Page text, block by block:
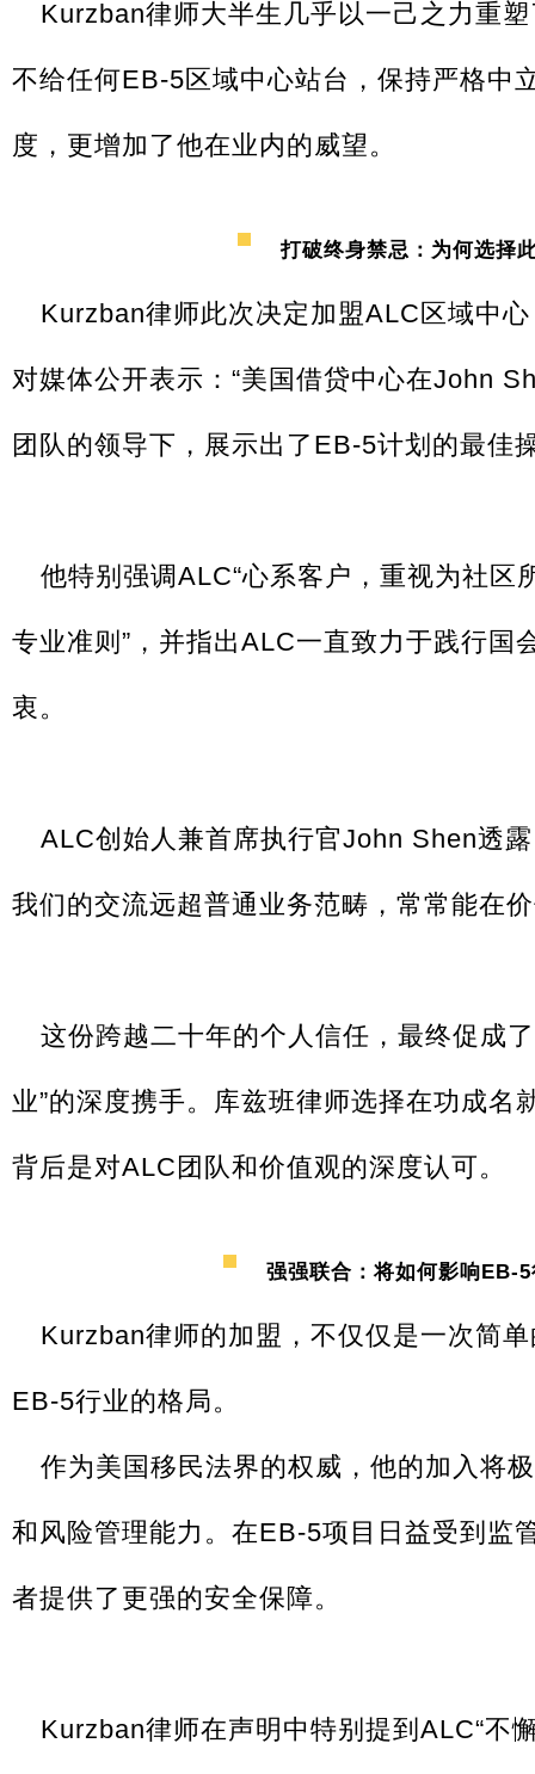
Kurzban律师大半生几乎以一己之力重
不给任何EB-5区域中心站台，保持严格中
度，更增加了他在业内的威望。
打破终身禁忌：为何选择
Kurzban律师此次决定加盟ALC区域中
对媒体公开表示：“美国借贷中心在John
团队的领导下，展示出了EB-5计划的最佳
他特别强调ALC“心系客户，重视为社区
专业准则”，并指出ALC一直致力于践行国
衷。
ALC创始人兼首席执行官John Shen透
我们的交流远超普通业务范畴，常常能在
这份跨越二十年的个人信任，最终促成
业”的深度携手。库兹班律师选择在功成名
背后是对ALC团队和价值观的深度认可。
强强联合：将如何影响EB-
Kurzban律师的加盟，不仅仅是一次简
EB-5行业的格局。
作为美国移民法界的权威，他的加入将
和风险管理能力。在EB-5项目日益受到监
者提供了更强的安全保障。
Kurzban律师在声明中特别提到ALC“不